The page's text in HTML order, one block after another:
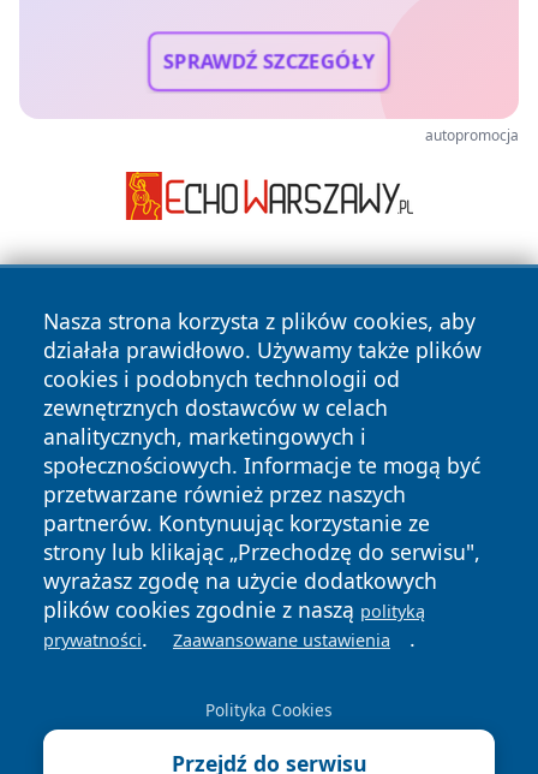
SPRAWDŹ SZCZEGÓŁY
autopromocja
Nasza strona korzysta z plików cookies, aby
działała prawidłowo. Używamy także plików
cookies i podobnych technologii od
zewnętrznych dostawców w celach
analitycznych, marketingowych i
społecznościowych. Informacje te mogą być
przetwarzane również przez naszych
partnerów. Kontynuując korzystanie ze
strony lub klikając „Przechodzę do serwisu",
wyrażasz zgodę na użycie dodatkowych
plików cookies zgodnie z naszą polityką
prywatności. Zaawansowane ustawienia .
Polityka Cookies
Przejdź do serwisu
Copyright © 2026 pulsbydgoszczy.pl Wszystkie prawa
zastrzeżone.
News Autorzy
Polityka
Prywatności
Polityka
Cookies